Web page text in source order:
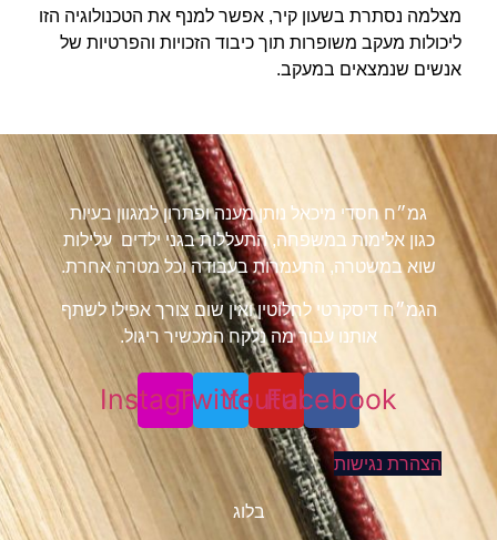
מצלמה נסתרת בשעון קיר, אפשר למנף את הטכנולוגיה הזו
ליכולות מעקב משופרות תוך כיבוד הזכויות והפרטיות של
אנשים שנמצאים במעקב.
גמ״ח חסדי מיכאל נותן מענה ופתרון למגוון בעיות
כגון אלימות במשפחה, התעללות בגני ילדים עלילות
שוא במשטרה, התעמרות בעבודה וכל מטרה אחרת.
הגמ״ח דיסקרטי לחלוטין ואין שום צורך אפילו לשתף
אותנו עבור מה נלקח המכשיר ריגול.
Facebook
Youtube
Twitter
Instagram
הצהרת נגישות
בלוג